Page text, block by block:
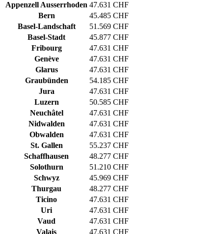
Appenzell Ausserrhoden 47.631 CHF
Bern
45.485 CHF
Basel-Landschaft
51.569 CHF
Basel-Stadt
45.877 CHF
Fribourg
47.631 CHF
Genève
47.631 CHF
Glarus
47.631 CHF
Graubünden
54.185 CHF
Jura
47.631 CHF
Luzern
50.585 CHF
Neuchâtel
47.631 CHF
Nidwalden
47.631 CHF
Obwalden
47.631 CHF
St. Gallen
55.237 CHF
Schaffhausen
48.277 CHF
Solothurn
51.210 CHF
Schwyz
45.969 CHF
Thurgau
48.277 CHF
Ticino
47.631 CHF
Uri
47.631 CHF
Vaud
47.631 CHF
Valais
47.631 CHF